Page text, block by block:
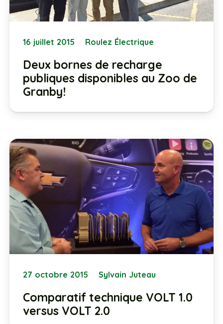
16 juillet 2015 Roulez Électrique
Deux bornes de recharge
publiques disponibles au Zoo de
Granby!
27 octobre 2015 Sylvain Juteau
Comparatif technique VOLT 1.0
versus VOLT 2.0